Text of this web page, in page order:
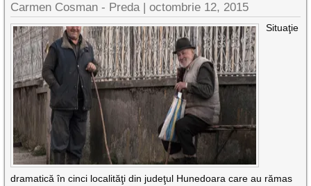
Carmen Cosman - Preda |octombrie 12, 2015
Situaţie
dramatică în cinci localităţi din judeţul Hunedoara care au rămas